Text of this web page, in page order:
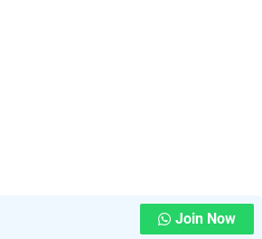
Join Now